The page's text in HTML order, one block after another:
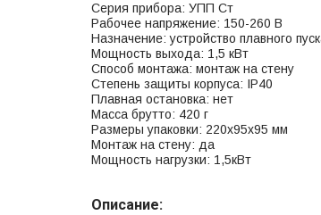
Серия прибора: УПП Ст
Рабочее напряжение: 150-260 В
Назначение: устройство плавного
Мощность выхода: 1,5 кВт
Способ монтажа: монтаж на стену
Степень защиты корпуса: IP40
Плавная остановка: нет
Масса брутто: 420 г
Размеры упаковки: 220х95х95 мм
Монтаж на стену: да
Мощность нагрузки: 1,5кВт
Описание: